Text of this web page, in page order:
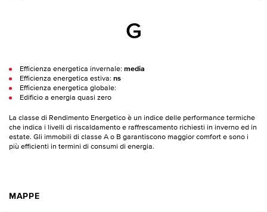
G
Efficienza energetica invernale: media
Efficienza energetica estiva: ns
Efficienza energetica globale:
Edificio a energia quasi zero
La classe di Rendimento Energetico è un indice delle performance termiche
che indica i livelli di riscaldamento e raffrescamento richiesti in inverno ed in
estate. Gli immobili di classe A o B garantiscono maggior comfort e sono i
più efficienti in termini di consumi di energia.
MAPPE